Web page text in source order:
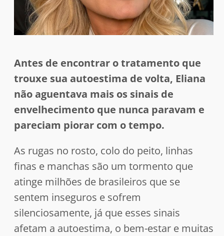
Antes de encontrar o tratamento que
trouxe sua autoestima de volta, Eliana
não aguentava mais os sinais de
envelhecimento que nunca paravam e
pareciam piorar com o tempo.
As rugas no rosto, colo do peito, linhas
finas e manchas são um tormento que
atinge milhões de brasileiros que se
sentem inseguros e sofrem
silenciosamente, já que esses sinais
afetam a autoestima, o bem-estar e muitas